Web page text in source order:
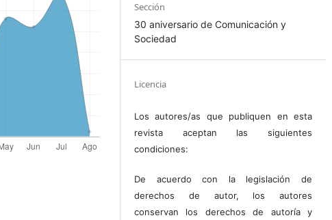
Sección
30 aniversario de Comunicación y
Sociedad
Licencia
Los autores/as que publiquen en esta
revista aceptan las siguientes
condiciones:
De acuerdo con la legislación de
derechos de autor, los autores
conservan los derechos de autoría y